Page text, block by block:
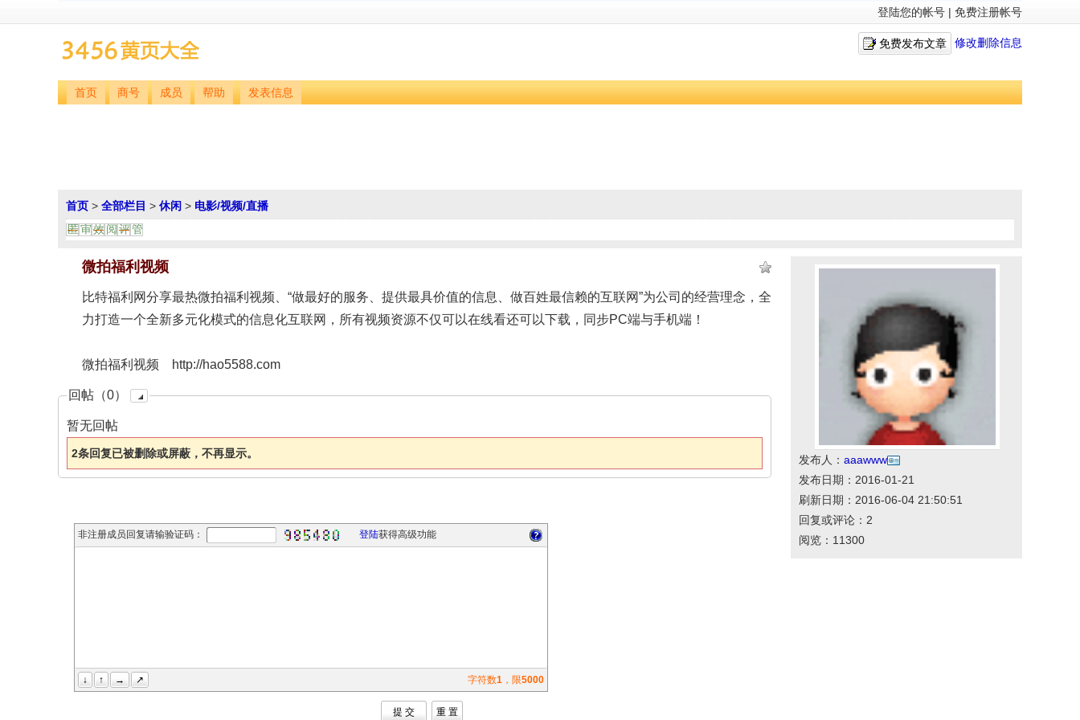
登陆您的帐号 | 免费注册帐号
免费发布文章 修改删除信息
首页 商号 成员 帮助 发表信息
首页 > 全部栏目 > 休闲 > 电影/视频/直播
匿 审 效 阅 评 管
微拍福利视频
比特福利网分享最热微拍福利视频、“做最好的服务、提供最具价值的信息、做百姓最信赖的互联网”为公司的经营理念，全
力打造一个全新多元化模式的信息化互联网，所有视频资源不仅可以在线看还可以下载，同步PC端与手机端！
微拍福利视频 http://hao5588.com
回帖（0）
暂无回帖
2条回复已被删除或屏蔽，不再显示。
非注册成员回复请输验证码： 登陆获得高级功能
字符数1 ，限5000
↓ ↑ → ↗
提 交 重 置
发布人： aaawww
发布日期：2016-01-21
刷新日期：2016-06-04 21:50:51
回复或评论：2
阅览：11300